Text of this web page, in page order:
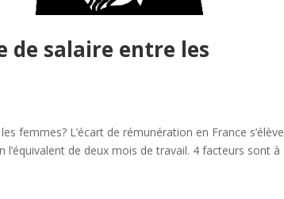
de salaire entre les
femmes? L’écart de rémunération en France s’élève
l’équivalent de deux mois de travail. 4 facteurs sont à